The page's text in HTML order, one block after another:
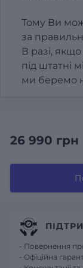
Тому Ви
за
В разі,
під штатні
ми беремо
26 990 грн
- Повернення
- Офіційна